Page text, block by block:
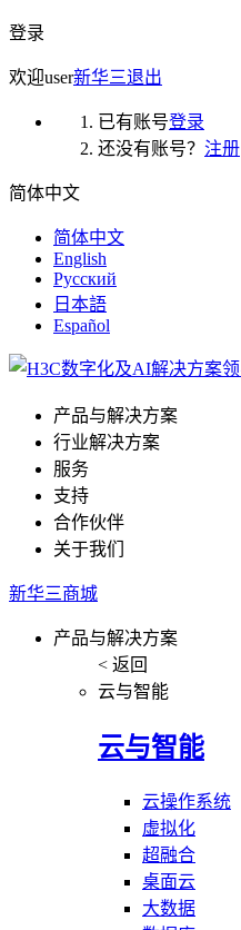
登录
欢迎user新华三退出
已有账号登录
还没有账号？ 注册
简体中文
简体中文
English
Русский
日本語
Español
产品与解决方案
行业解决方案
服务
支持
合作伙伴
关于我们
新华三商城
产品与解决方案
< 返回
云与智能
云与智能
云操作系统
虚拟化
超融合
桌面云
大数据